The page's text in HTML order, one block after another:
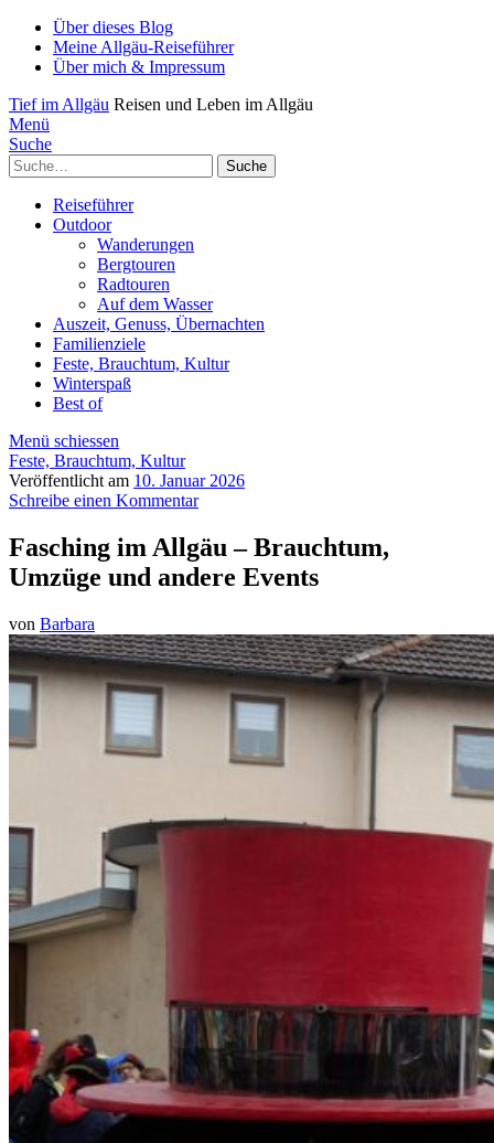
Über dieses Blog
Meine Allgäu-Reiseführer
Über mich & Impressum
Tief im Allgäu Reisen und Leben im Allgäu
Menü
Suche
Suche
Reiseführer
Outdoor
Wanderungen
Bergtouren
Radtouren
Auf dem Wasser
Auszeit, Genuss, Übernachten
Familienziele
Feste, Brauchtum, Kultur
Winterspaß
Best of
Menü schiessen
Feste, Brauchtum, Kultur
Veröffentlicht am 10. Januar 2026
Schreibe einen Kommentar
Fasching im Allgäu – Brauchtum,
Umzüge und andere Events
von Barbara